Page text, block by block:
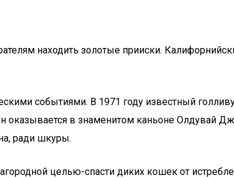
находить золотые прииски.
событиями. В 1971 году известный
в знаменитом каньоне Олдувай
ради шкуры.
целью-спасти диких кошек от